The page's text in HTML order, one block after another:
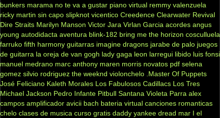
bunkers marama no te va a gustar piano virtual remmy valenzuela
ricky martin sin capo slipknot vicentico Creedence Clearwater Revival
Dire Straits Marilyn Manson Victor Jara Virlan Garcia acordes angus
young autodidacta aventura blink-182 bring me the horizon cosculluela
farruko fifth harmony guitarras imagine dragons jarabe de palo juegos
de guitarra la oreja de van gogh lady gaga leon larregui libido luis fonsi
manuel medrano marc anthony maren morris novatos pdf selena
gomez silvio rodriguez the weeknd violonchelo .Master Of Puppets
José Feliciano Kaleth Morales Los Fabulosos Cadillacs Los Tres
Michael Jackson Pedro Infante Pitbull Santana Violeta Parra alex
campos amplificador avicii bach bateria virtual canciones romanticas
chelo clases de musica curso gratis daddy yankee dread mar I el